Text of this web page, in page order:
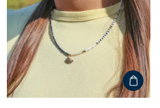
à
votre
liste
d'envies